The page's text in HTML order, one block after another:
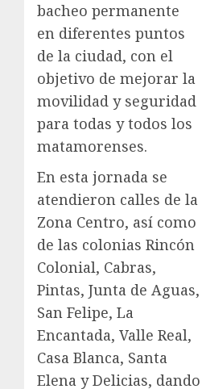
bacheo permanente
en diferentes puntos
de la ciudad, con el
objetivo de mejorar la
movilidad y seguridad
para todas y todos los
matamorenses.
En esta jornada se
atendieron calles de la
Zona Centro, así como
de las colonias Rincón
Colonial, Cabras,
Pintas, Junta de Aguas,
San Felipe, La
Encantada, Valle Real,
Casa Blanca, Santa
Elena y Delicias, dando